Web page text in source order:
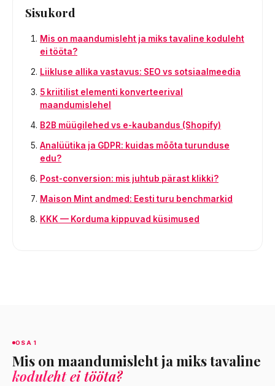
Sisukord
Mis on maandumisleht ja miks tavaline koduleht
ei tööta?
Liikluse allika vastavus: SEO vs sotsiaalmeedia
5 kriitilist elementi konverteerival
maandumislehel
B2B müügilehed vs e-kaubandus (Shopify)
Analüütika ja GDPR: kuidas mõõta turunduse
edu?
Post-conversion: mis juhtub pärast klikki?
Maison Mint andmed: Eesti turu benchmarkid
KKK — Korduma kippuvad küsimused
OSA 1
Mis on maandumisleht ja miks tavaline
koduleht ei tööta?